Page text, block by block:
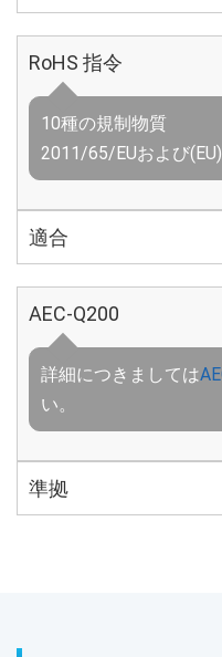
RoHS 指令
10種の規制物質
2011/65/EUおよび
適合
AEC-Q200
詳細につきましては
い。
準拠